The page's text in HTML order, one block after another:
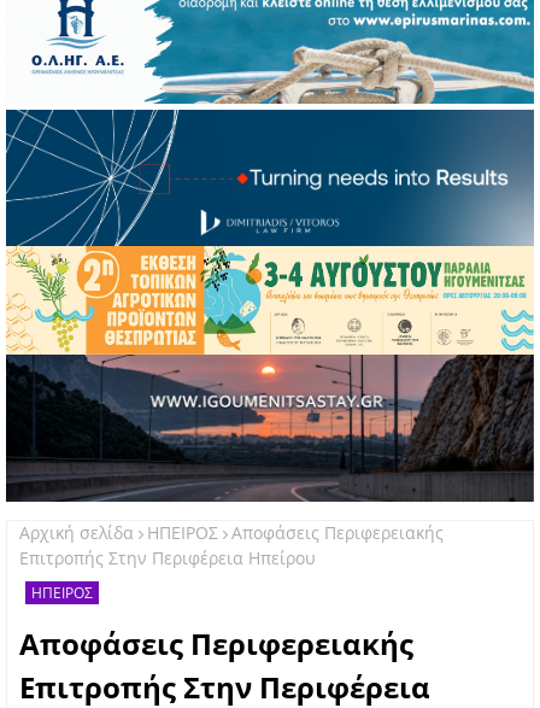
Αρχική σελίδα ΗΠΕΙΡΟΣ Αποφάσεις Περιφερειακής
Επιτροπής Στην Περιφέρεια Ηπείρου
ΗΠΕΙΡΟΣ
Αποφάσεις Περιφερειακής
Επιτροπής Στην Περιφέρεια